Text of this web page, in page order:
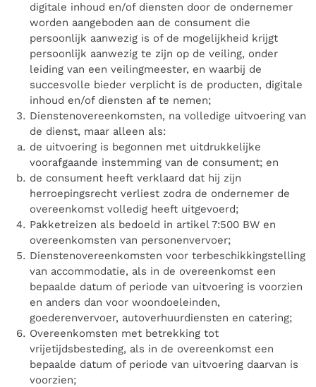
digitale inhoud en/of diensten door de ondernemer
worden aangeboden aan de consument die
persoonlijk aanwezig is of de mogelijkheid krijgt
persoonlijk aanwezig te zijn op de veiling, onder
leiding van een veilingmeester, en waarbij de
succesvolle bieder verplicht is de producten, digitale
inhoud en/of diensten af te nemen;
Dienstenovereenkomsten, na volledige uitvoering van
de dienst, maar alleen als:
de uitvoering is begonnen met uitdrukkelijke
voorafgaande instemming van de consument; en
de consument heeft verklaard dat hij zijn
herroepingsrecht verliest zodra de ondernemer de
overeenkomst volledig heeft uitgevoerd;
Pakketreizen als bedoeld in artikel 7:500 BW en
overeenkomsten van personenvervoer;
Dienstenovereenkomsten voor terbeschikkingstelling
van accommodatie, als in de overeenkomst een
bepaalde datum of periode van uitvoering is voorzien
en anders dan voor woondoeleinden,
goederenvervoer, autoverhuurdiensten en catering;
Overeenkomsten met betrekking tot
vrijetijdsbesteding, als in de overeenkomst een
bepaalde datum of periode van uitvoering daarvan is
voorzien;